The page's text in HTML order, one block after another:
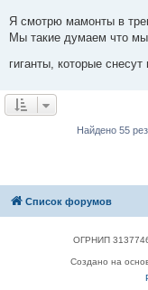
Я смотрю мамонты в
Мы такие думаем что
гиганты, которые снесут
Найдено 55
Список форумов
ОГРНИП
Создано на